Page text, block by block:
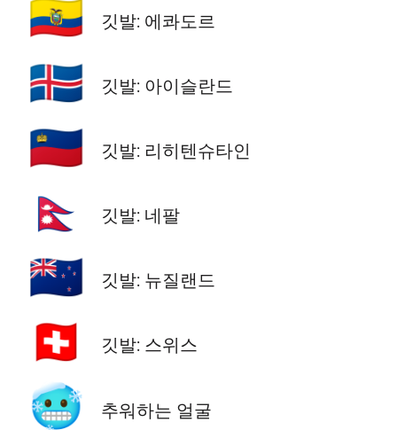
🇪🇨 깃발: 에콰도르
🇮🇸 깃발: 아이슬란드
🇱🇮 깃발: 리히텐슈타인
🇳🇵 깃발: 네팔
🇳🇿 깃발: 뉴질랜드
🇨🇭 깃발: 스위스
🥶 추워하는 얼굴